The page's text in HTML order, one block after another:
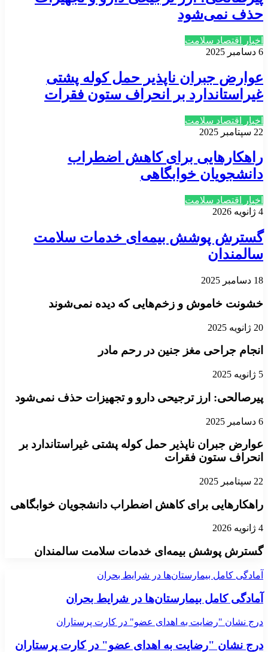
حذف نمی‌شود
اخبار اقتصاد سلامت
6 دسامبر 2025
عوارض جبران ناپذیر حمل کوله پشتی
غیراستاندارد بر انحراف ستون فقرات
اخبار اقتصاد سلامت
22 سپتامبر 2025
راهکارهایی برای کاهش اضطراب
دانشجویان خوابگاهی
اخبار اقتصاد سلامت
4 ژانویه 2026
گسترش پوشش بیمه‌ای خدمات سلامت
سالمندان
18 دسامبر 2025
خشونت خاموش و زخم‌هایی که دیده نمی‌شوند
20 ژانویه 2025
انجام جراحی مغز جنین در رحم مادر
5 ژانویه 2025
پیرصالحی: ارز ترجیحی دارو و تجهیزات حذف نمی‌شود
6 دسامبر 2025
عوارض جبران ناپذیر حمل کوله پشتی غیراستاندارد بر
انحراف ستون فقرات
22 سپتامبر 2025
راهکارهایی برای کاهش اضطراب دانشجویان خوابگاهی
4 ژانویه 2026
گسترش پوشش بیمه‌ای خدمات سلامت سالمندان
آمادگی کامل بیمارستان‌ها در شرایط بحران
آمادگی کامل بیمارستان‌ها در شرایط بحران
درج نشان "رضایت به اهدای عضو" در کارت پرستاران
درج نشان "رضایت به اهدای عضو" در کارت پرستاران